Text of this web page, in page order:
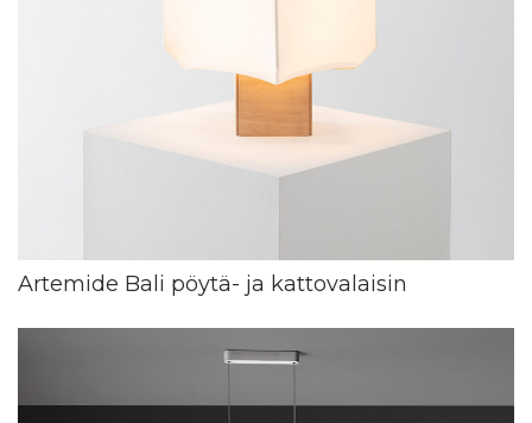
Artemide Bali pöytä- ja kattovalaisin